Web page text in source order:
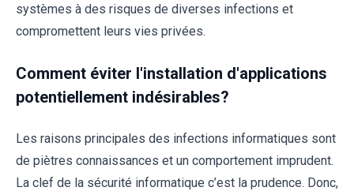
systèmes à des risques de diverses infections et
compromettent leurs vies privées.
Comment éviter l'installation d'applications
potentiellement indésirables?
Les raisons principales des infections informatiques sont
de piètres connaissances et un comportement imprudent.
La clef de la sécurité informatique c’est la prudence. Donc,